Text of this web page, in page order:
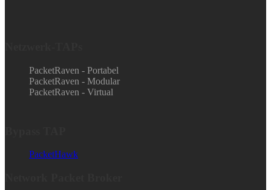
PacketRaven - Portabel
PacketRaven - Modular
PacketRaven - Virtual
PacketHawk